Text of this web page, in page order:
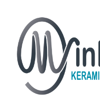
Ga door naar navigatie
Ga naar de inhoud